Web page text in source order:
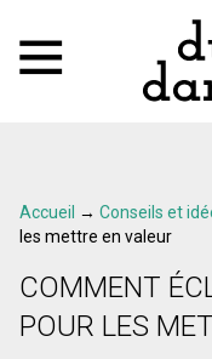
Accueil → Conseils et
les mettre en valeur
COMMENT
POUR LES